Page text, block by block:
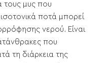
τους μυς που
ποτά μπορεί
νερού. Είναι
που
τη διάρκεια της